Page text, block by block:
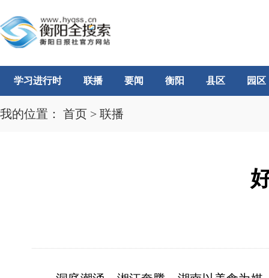
学习进行时 联播 要闻 衡阳 县区 园区
我的位置： 首页 > 联播